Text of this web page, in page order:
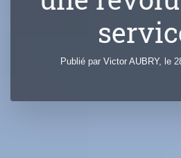
Publié par Victor AUBRY, le